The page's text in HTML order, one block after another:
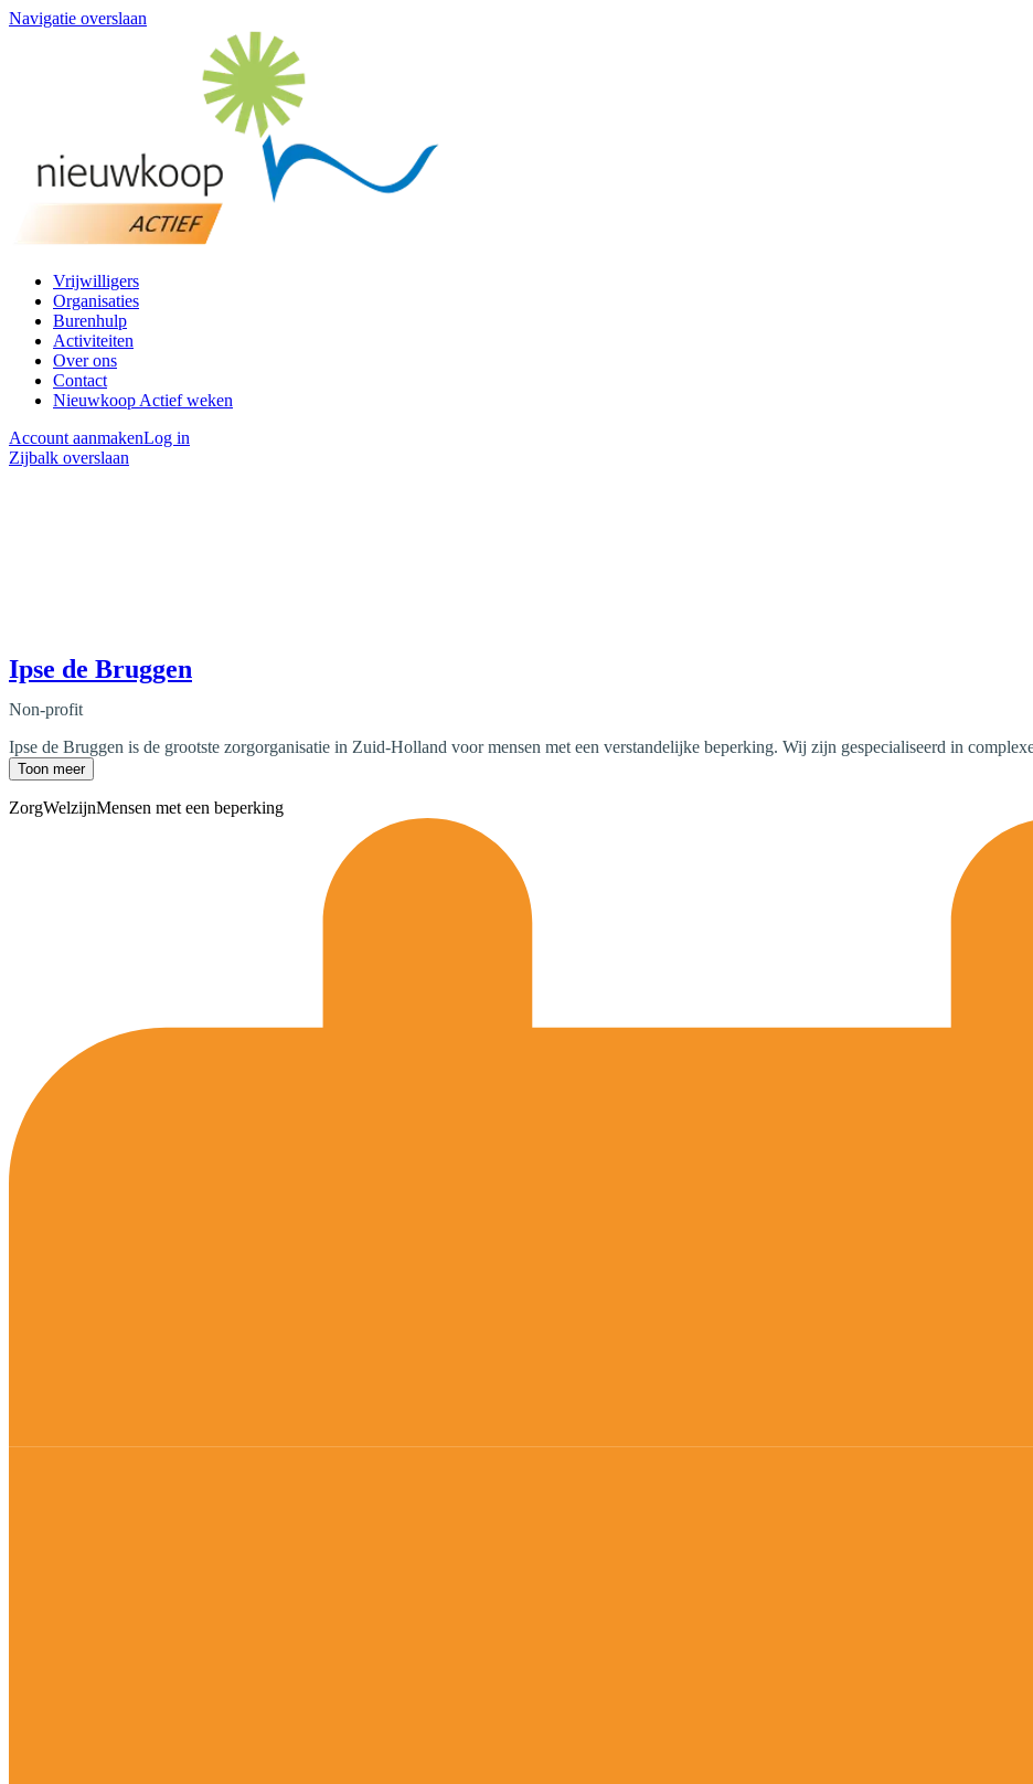
Navigatie overslaan
Vrijwilligers
Organisaties
Burenhulp
Activiteiten
Over ons
Contact
Nieuwkoop Actief weken
Account aanmakenLog in
Zijbalk overslaan
Ipse de Bruggen
Non-profit
Ipse de Bruggen is de grootste zorgorganisatie in Zuid-Holland voor mensen met een verstandelijke beperking. Wij zijn gespecialiseerd in
Toon meer
ZorgWelzijnMensen met een beperking